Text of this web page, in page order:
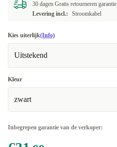
30 dagen Gratis retourneren garantie
Levering incl.:
Stroomkabel
Kies uiterlijk(Info)
Uitstekend
Kleur
zwart
Inbegrepen garantie van de verkoper: